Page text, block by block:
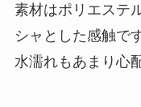
素材はポリエステ
シャとした感触で
水濡れもあまり心